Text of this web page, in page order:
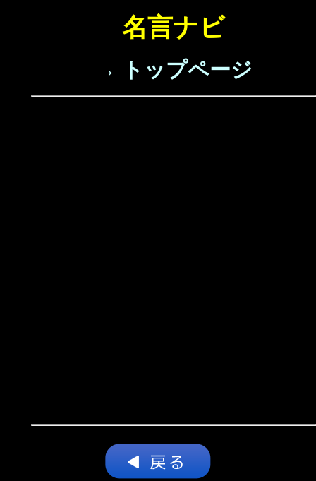
名言ナビ
→ トップページ